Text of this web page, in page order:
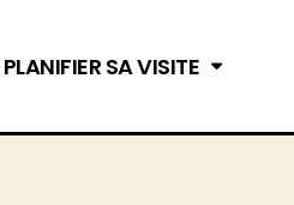
PLANIFIER SA VISITE